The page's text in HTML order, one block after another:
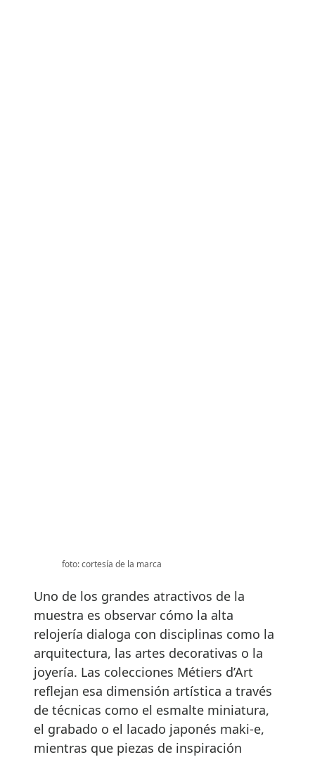
foto: cortesía de la marca
Uno de los grandes atractivos de la
muestra es observar cómo la alta
relojería dialoga con disciplinas como la
arquitectura, las artes decorativas o la
joyería. Las colecciones Métiers d’Art
reflejan esa dimensión artística a través
de técnicas como el esmalte miniatura,
el grabado o el lacado japonés maki-e,
mientras que piezas de inspiración